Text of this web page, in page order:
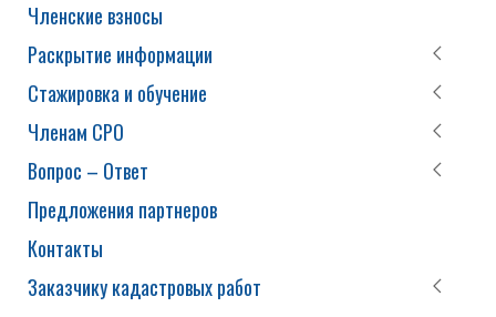
Членские взносы
Раскрытие информации
Стажировка и обучение
Членам СРО
Вопрос – Ответ
Предложения партнеров
Контакты
Заказчику кадастровых работ